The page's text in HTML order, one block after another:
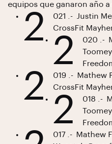
equipos que ganaron año a
2
021 .- Justin
CrossFit
2
020 .-
2
019 .- Mathew
CrossFit
2
018 .-
017 .- Mathew